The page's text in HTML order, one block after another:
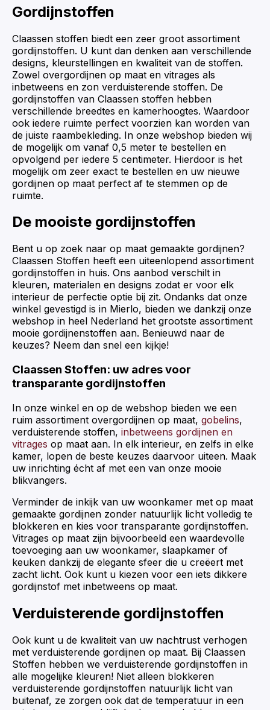
Gordijnstoffen
Claassen stoffen biedt een zeer groot assortiment
gordijnstoffen. U kunt dan denken aan verschillende
designs, kleurstellingen en kwaliteit van de stoffen.
Zowel overgordijnen op maat en vitrages als
inbetweens en zon verduisterende stoffen. De
gordijnstoffen van Claassen stoffen hebben
verschillende breedtes en kamerhoogtes. Waardoor
ook iedere ruimte perfect voorzien kan worden van
de juiste raambekleding. In onze webshop bieden wij
de mogelijk om vanaf 0,5 meter te bestellen en
opvolgend per iedere 5 centimeter. Hierdoor is het
mogelijk om zeer exact te bestellen en uw nieuwe
gordijnen op maat perfect af te stemmen op de
ruimte.
De mooiste gordijnstoffen
Bent u op zoek naar op maat gemaakte gordijnen?
Claassen Stoffen heeft een uiteenlopend assortiment
gordijnstoffen in huis. Ons aanbod verschilt in
kleuren, materialen en designs zodat er voor elk
interieur de perfectie optie bij zit. Ondanks dat onze
winkel gevestigd is in Mierlo, bieden we dankzij onze
webshop in heel Nederland het grootste assortiment
mooie gordijnenstoffen aan. Benieuwd naar de
keuzes? Neem dan snel een kijkje!
Claassen Stoffen: uw adres voor
transparante gordijnstoffen
In onze winkel en op de webshop bieden we een
ruim assortiment overgordijnen op maat, gobelins,
verduisterende stoffen, inbetweens gordijnen en
vitrages op maat aan. In elk interieur, en zelfs in elke
kamer, lopen de beste keuzes daarvoor uiteen. Maak
uw inrichting écht af met een van onze mooie
blikvangers.
Verminder de inkijk van uw woonkamer met op maat
gemaakte gordijnen zonder natuurlijk licht volledig te
blokkeren en kies voor transparante gordijnstoffen.
Vitrages op maat zijn bijvoorbeeld een waardevolle
toevoeging aan uw woonkamer, slaapkamer of
keuken dankzij de elegante sfeer die u creëert met
zacht licht. Ook kunt u kiezen voor een iets dikkere
gordijnstof met inbetweens op maat.
Verduisterende gordijnstoffen
Ook kunt u de kwaliteit van uw nachtrust verhogen
met verduisterende gordijnen op maat. Bij Claassen
Stoffen hebben we verduisterende gordijnstoffen in
alle mogelijke kleuren! Niet alleen blokkeren
verduisterende gordijnstoffen natuurlijk licht van
buitenaf, ze zorgen ook dat de temperatuur in een